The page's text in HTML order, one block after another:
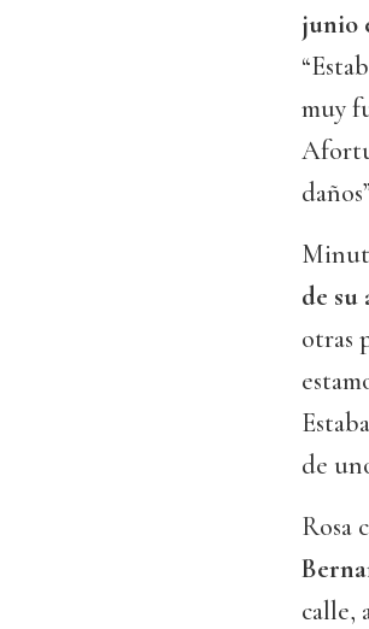
junio
muy
de su
otras
de
Rosa
calle,